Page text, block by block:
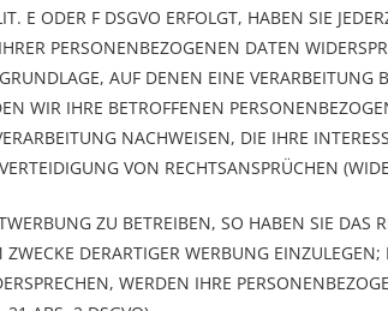
ODER F DSGVO ERFOLGT, HABEN SIE
PERSONENBEZOGENEN DATEN
AUF DENEN EINE VERARBEITUNG
WIR IHRE BETROFFENEN
NACHWEISEN, DIE IHRE
VON RECHTSANSPRÜCHEN
ZU BETREIBEN, SO HABEN SIE DAS
DERARTIGER WERBUNG
WERDEN IHRE